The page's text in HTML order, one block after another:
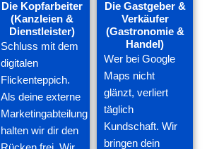
Die Kopfarbeiter
(Kanzleien &
Dienstleister)
Schluss mit dem
digitalen
Flickenteppich.
Als deine externe
Marketingabteilung
halten wir dir den
Die Gastgeber &
Verkäufer
(Gastronomie &
Handel)
Wer bei Google
Maps nicht
glänzt, verliert
täglich
Kundschaft. Wir
bringen dein